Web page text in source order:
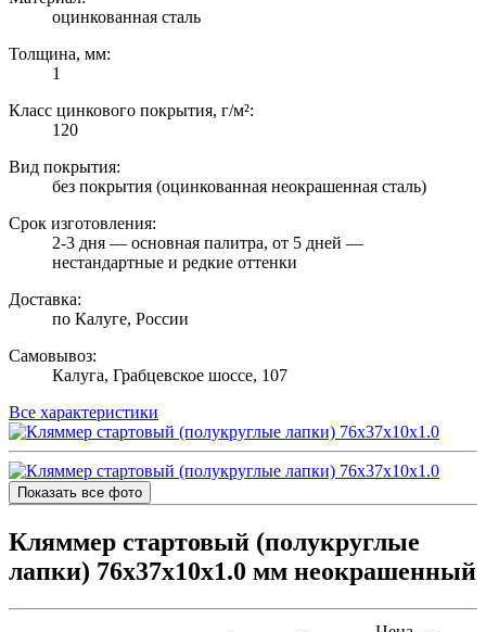
оцинкованная сталь
Толщина, мм:
1
Класс цинкового покрытия, г/м²:
120
Вид покрытия:
без покрытия (оцинкованная неокрашенная сталь)
Срок изготовления:
2-3 дня — основная палитра, от 5 дней —
нестандартные и редкие оттенки
Доставка:
по Калуге, России
Самовывоз:
Калуга, Грабцевское шоссе, 107
Все характеристики
Показать все фото
Кляммер стартовый (полукруглые
лапки) 76х37х10x1.0 мм неокрашенный